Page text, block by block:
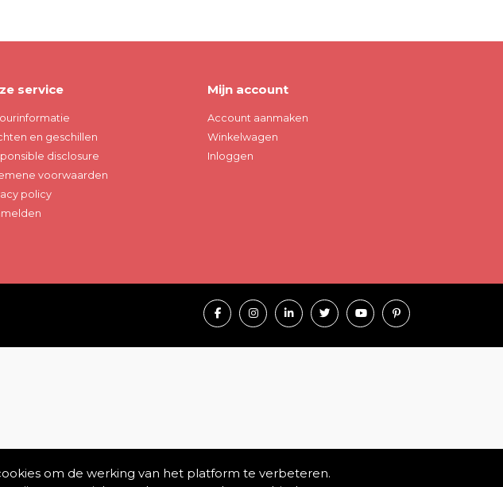
service
en geschillen
disclosure
voorwaarden
policy
Mijn account
Account aanmaken
Winkelwagen
Inloggen
om de werking van het platform te verbeteren.